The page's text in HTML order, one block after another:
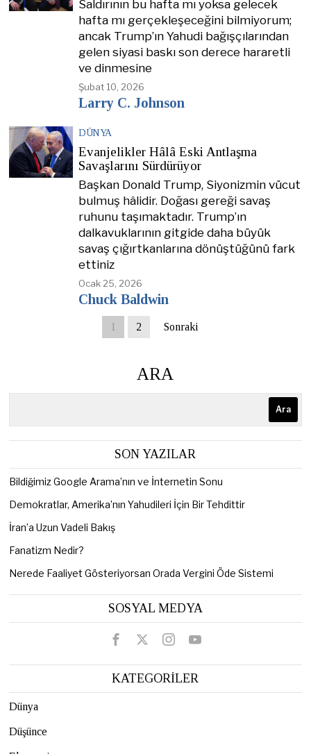
Saldırının bu hafta mı yoksa gelecek
hafta mı gerçekleşeceğini bilmiyorum;
ancak Trump’ın Yahudi bağışçılarından
gelen siyasi baskı son derece hararetli
ve dinmesine
Şubat 10, 2026
Larry C. Johnson
DÜNYA
Evanjelikler Hâlâ Eski Antlaşma
Savaşlarını Sürdürüyor
Başkan Donald Trump, Siyonizmin vücut
bulmuş hâlidir. Doğası gereği savaş
ruhunu taşımaktadır. Trump’ın
dalkavuklarının gitgide daha büyük
savaş çığırtkanlarına dönüştüğünü fark
ettiniz
Ocak 25, 2026
Chuck Baldwin
1 2 Sonraki
ARA
Ara
SON YAZILAR
Bildiğimiz Google Arama’nın ve İnternetin Sonu
Demokratlar, Amerika’nın Yahudileri İçin Bir Tehdittir
İran’a Uzun Vadeli Bakış
Fanatizm Nedir?
Nerede Faaliyet Gösteriyorsan Orada Vergini Öde Sistemi
SOSYAL MEDYA
KATEGORİLER
Dünya
Düşünce